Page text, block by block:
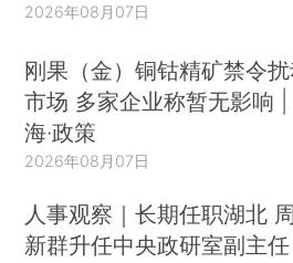
2026年08月07日
刚果（金）铜钴精矿禁令
市场 多家企业称暂无影响 |
海·政策
2026年08月07日
人事观察｜长期任职湖北 周
新群升任中央政研室副主任